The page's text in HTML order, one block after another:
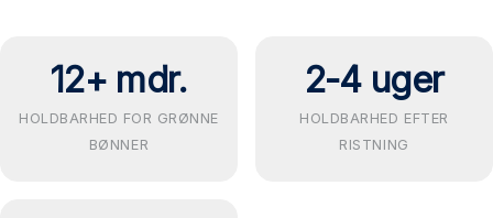
12+ mdr.
HOLDBARHED FOR GRØNNE
BØNNER
2-4 uger
HOLDBARHED EFTER
RISTNING